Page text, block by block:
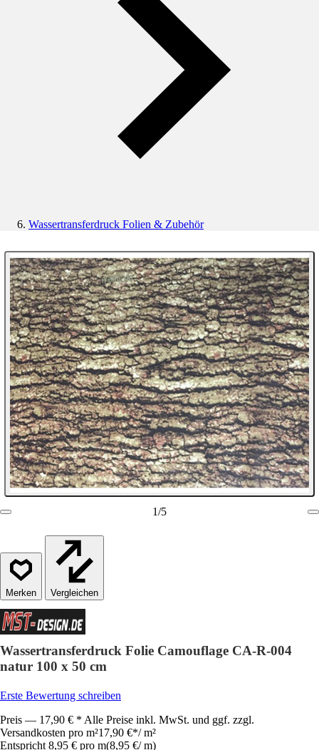
Wassertransferdruck Folien & Zubehör
1/5
Vergleichen
Wassertransferdruck Folie Camouflage CA-R-004
natur 100 x 50 cm
Erste Bewertung schreiben
Preis — 17,90 € * Alle Preise inkl. MwSt. und ggf. zzgl.
Versandkosten pro m²17,90 €*/ m²
Entspricht 8,95 € pro m(8,95 €/ m)